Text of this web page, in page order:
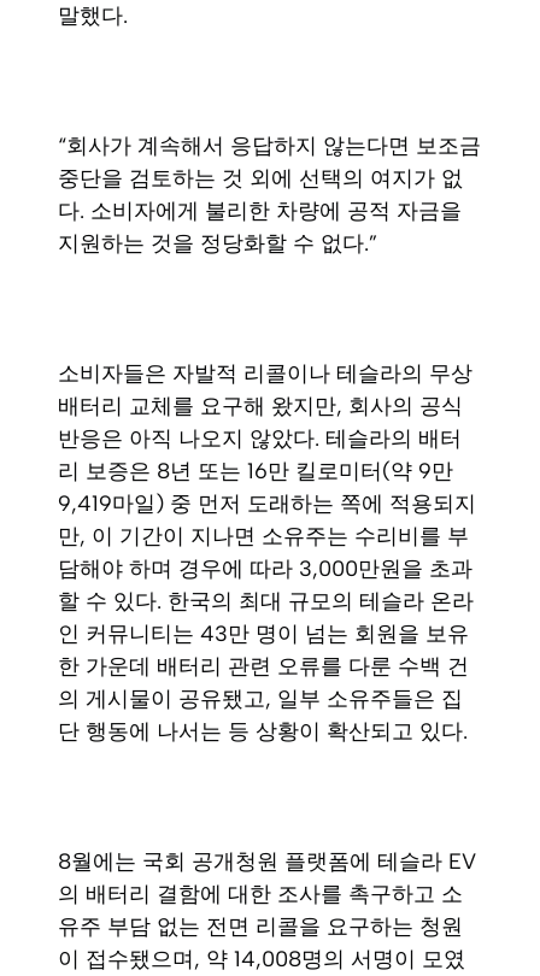
말했다.
“회사가 계속해서 응답하지 않는다면 보조금
중단을 검토하는 것 외에 선택의 여지가 없
다. 소비자에게 불리한 차량에 공적 자금을
지원하는 것을 정당화할 수 없다.”
소비자들은 자발적 리콜이나 테슬라의 무상
배터리 교체를 요구해 왔지만, 회사의 공식
반응은 아직 나오지 않았다. 테슬라의 배터
리 보증은 8년 또는 16만 킬로미터(약 9만
9,419마일) 중 먼저 도래하는 쪽에 적용되지
만, 이 기간이 지나면 소유주는 수리비를 부
담해야 하며 경우에 따라 3,000만원을 초과
할 수 있다. 한국의 최대 규모의 테슬라 온라
인 커뮤니티는 43만 명이 넘는 회원을 보유
한 가운데 배터리 관련 오류를 다룬 수백 건
의 게시물이 공유됐고, 일부 소유주들은 집
단 행동에 나서는 등 상황이 확산되고 있다.
8월에는 국회 공개청원 플랫폼에 테슬라 EV
의 배터리 결함에 대한 조사를 촉구하고 소
유주 부담 없는 전면 리콜을 요구하는 청원
이 접수됐으며, 약 14,008명의 서명이 모였